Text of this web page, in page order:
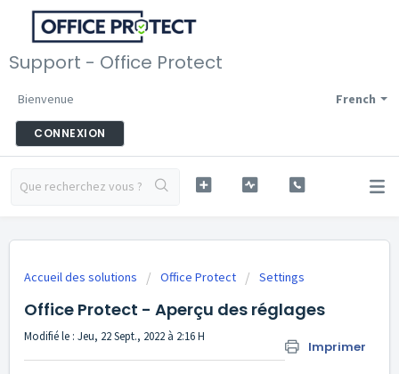
Support - Office Protect
French
Bienvenue
CONNEXION
Accueil des solutions Office Protect Settings
Office Protect - Aperçu des réglages
Imprimer
Modifié le : Jeu, 22 Sept., 2022 à 2:16 H